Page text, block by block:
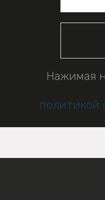
Нажимая
политикой